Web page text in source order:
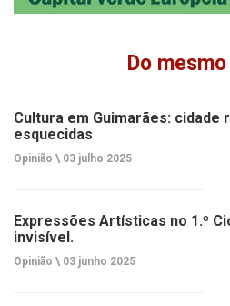
Do
Cultura em Guimarães: cidade
esquecidas
Opinião \ 03 julho 2025
Expressões Artísticas no 1.º
invisível.
Opinião \ 03 junho 2025